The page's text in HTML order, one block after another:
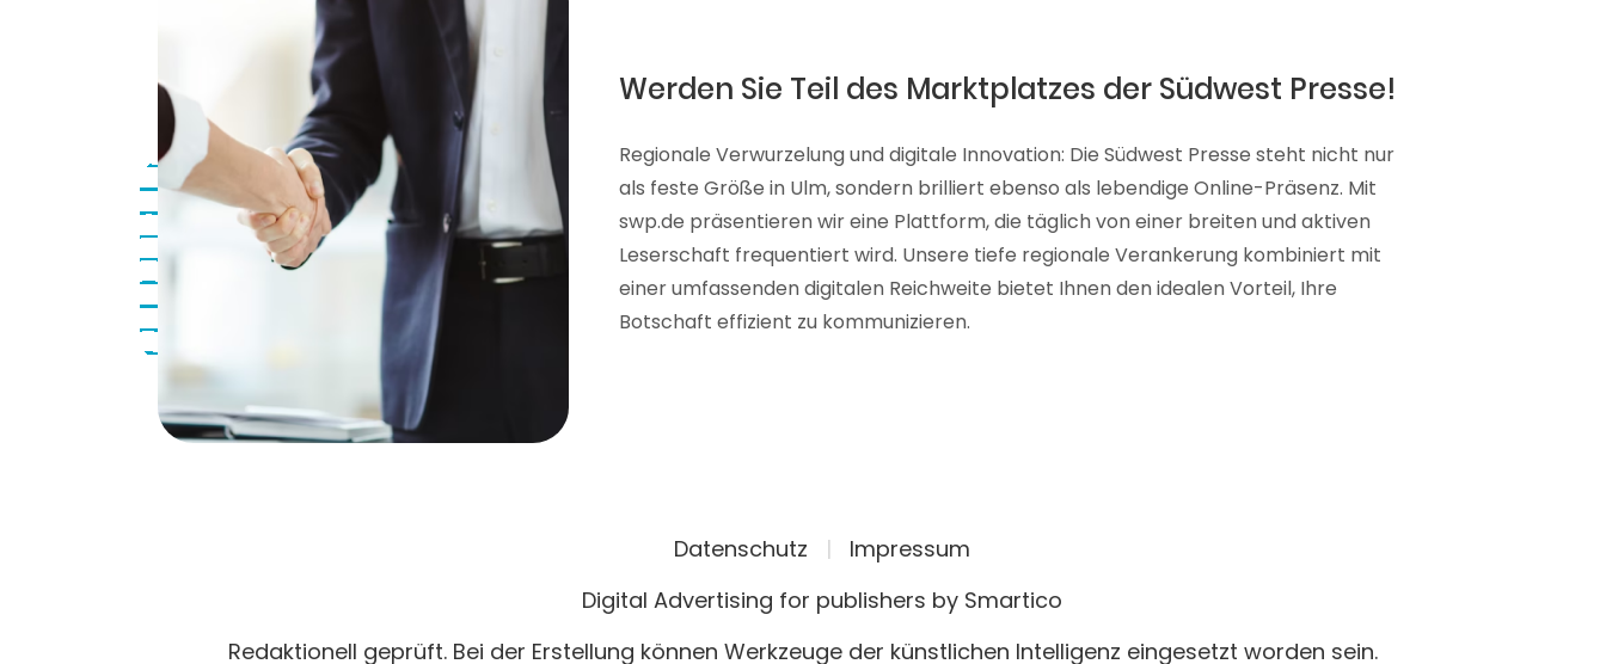
Werden Sie Teil des Marktplatzes der Südwest Presse!
Regionale Verwurzelung und digitale Innovation: Die Südwest Presse steht nicht nur
als feste Größe in Ulm, sondern brilliert ebenso als lebendige Online-Präsenz. Mit
swp.de präsentieren wir eine Plattform, die täglich von einer breiten und aktiven
Leserschaft frequentiert wird. Unsere tiefe regionale Verankerung kombiniert mit
einer umfassenden digitalen Reichweite bietet Ihnen den idealen Vorteil, Ihre
Botschaft effizient zu kommunizieren.
Datenschutz |
Impressum
Digital Advertising for publishers by Smartico
Redaktionell geprüft. Bei der Erstellung können Werkzeuge der künstlichen Intelligenz eingesetzt worden sein.